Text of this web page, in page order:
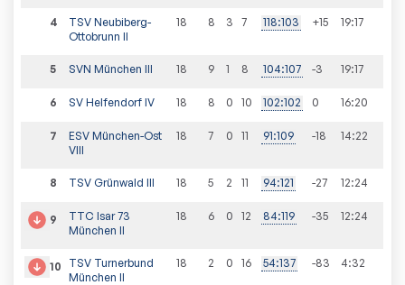
4
TSV Neubiberg-
Ottobrunn II
18 8 3 7 118:103 +15 19:17
5 SVN München III 18 9 1 8 104:107 -3 19:17
6 SV Helfendorf IV 18 8 0 10 102:102 0 16:20
7
ESV München-Ost
VIII
18 7 0 11 91:109 -18 14:22
8 TSV Grünwald III 18 5 2 11 94:121 -27 12:24
9
TTC Isar 73
München II
18 6 0 12 84:119 -35 12:24
10
TSV Turnerbund
München II
18 2 0 16 54:137 -83 4:32